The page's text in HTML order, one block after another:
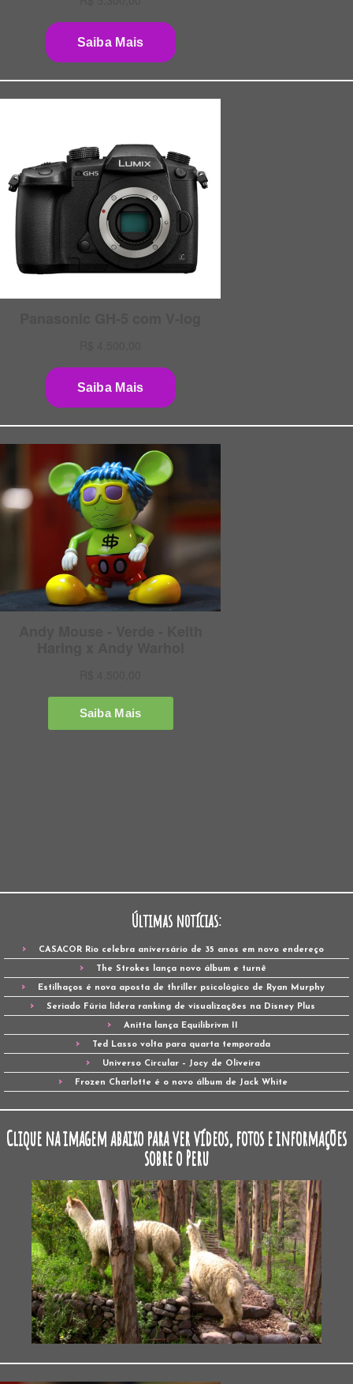
Últimas notícias:
CASACOR Rio celebra aniversário de 35 anos em novo endereço
The Strokes lança novo álbum e turnê
Estilhaços é nova aposta de thriller psicológico de Ryan Murphy
Seriado Fúria lidera ranking de visualizações na Disney Plus
Anitta lança Equilibrivm II
Ted Lasso volta para quarta temporada
Universo Circular – Jocy de Oliveira
Frozen Charlotte é o novo álbum de Jack White
Clique na imagem abaixo para ver vídeos, fotos e informações
sobre o Peru